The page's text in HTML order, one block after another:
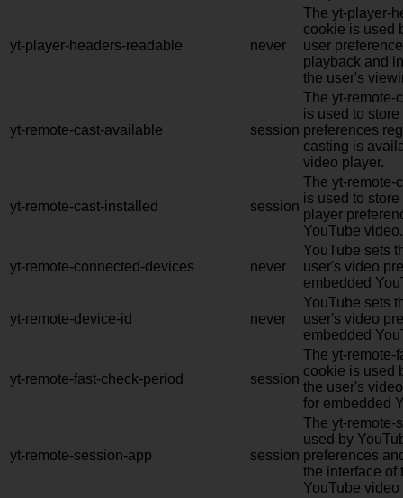
yt-player-headers-readable never
The yt-player-
cookie is used
user
playback and
the user's
yt-remote-cast-available session
The yt-remote-
is used to
preferences
casting is
video player.
yt-remote-cast-installed session
The yt-remote-
is used to
player
YouTube video.
yt-remote-connected-devices never
YouTube sets
user's video
embedded
yt-remote-device-id never
YouTube sets
user's video
embedded
yt-remote-fast-check-period session
The yt-remote-
cookie is used
the user's
for embedded
yt-remote-session-app session
The yt-remote-
used by
preferences
the interface of
YouTube video